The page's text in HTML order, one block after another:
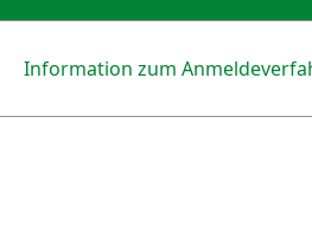
Information zum